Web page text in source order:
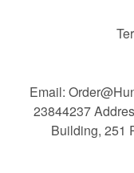
Email:
23844237
Building, 251